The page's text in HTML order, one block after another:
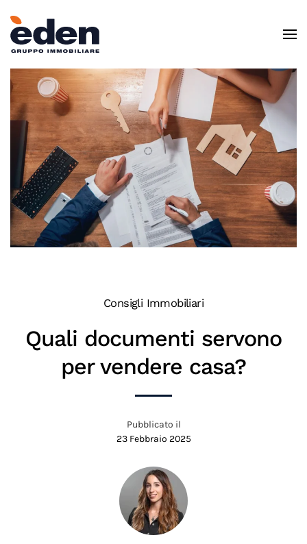
Skip to main content
Consigli Immobiliari
Quali documenti servono
per vendere casa?
Pubblicato il
23 Febbraio 2025